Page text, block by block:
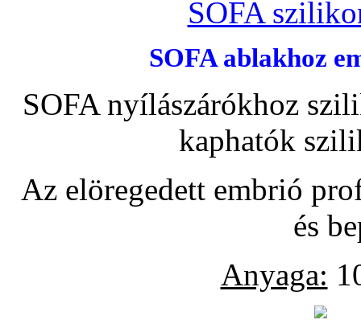
SOFA
SOFA ablakhoz
SOFA nyílászárókhoz
kaphatók
Az elöregedett embrió
és
Anyaga: